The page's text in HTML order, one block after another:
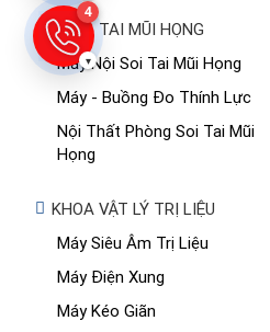
KHOA TAI MŨI HỌNG
Máy Nội Soi Tai Mũi Họng
Máy - Buồng Đo Thính Lực
Nội Thất Phòng Soi Tai Mũi
Họng
KHOA VẬT LÝ TRỊ LIỆU
Máy Siêu Âm Trị Liệu
Máy Điện Xung
Máy Kéo Giãn
4
▾